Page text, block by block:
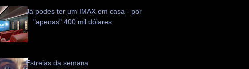
Já podes ter um IMAX em casa - por
"apenas" 400 mil dólares
Estreias da semana